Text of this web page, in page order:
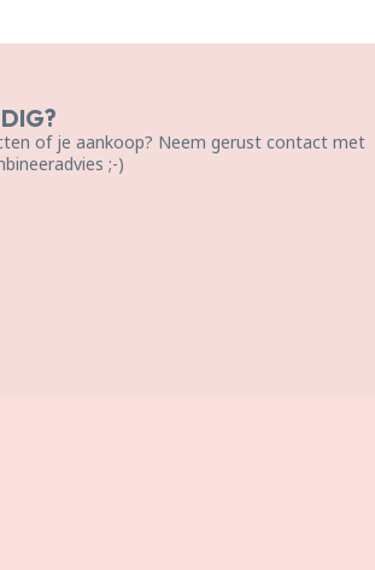
of je aankoop? Neem gerust contact met
;-)